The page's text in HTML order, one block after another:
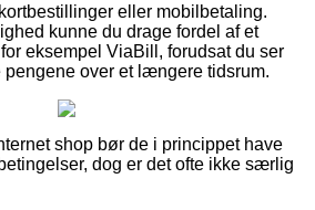
eller mobilbetaling.
kunne du drage fordel af et
eksempel ViaBill, forudsat du ser
pengene over et længere tidsrum.
shop bør de i princippet have
dog er det ofte ikke særlig